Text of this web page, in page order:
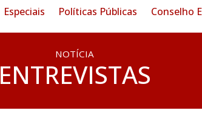
Especiais Políticas Públicas Conselho
NOTÍCIA
ENTREVISTAS